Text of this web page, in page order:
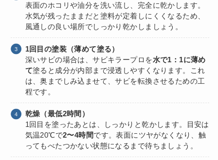
表面のホコリや油分を洗い流し、完全に乾かします。
水気が残ったままだと塗料が定着しにくくなるため、
風通しの良い場所でしっかり乾かしましょう。
1回目の塗装（薄めて塗る）
深いサビの場合は、サビキラープロを水で1：1に薄め
て塗ると成分が内部まで浸透しやすくなります。これ
は、奥までしみ込ませて、サビを転換させるための工
程です。
乾燥（最低2時間）
1回目を塗ったあとは、しっかりと乾かします。目安は
気温20℃で2〜4時間です。表面にツヤがなくなり、触
ってもべたつかない状態になるまで待ちましょう。